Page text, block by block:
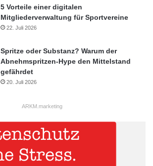
5 Vorteile einer digitalen
Mitgliederverwaltung für Sportvereine
22. Juli 2026
Spritze oder Substanz? Warum der
Abnehmspritzen-Hype den Mittelstand
gefährdet
20. Juli 2026
ARKM.marketing